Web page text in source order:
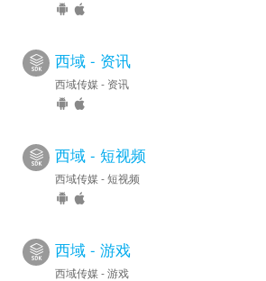
西域 - 资讯
西域传媒 - 资讯
西域 - 短视频
西域传媒 - 短视频
西域 - 游戏
西域传媒 - 游戏